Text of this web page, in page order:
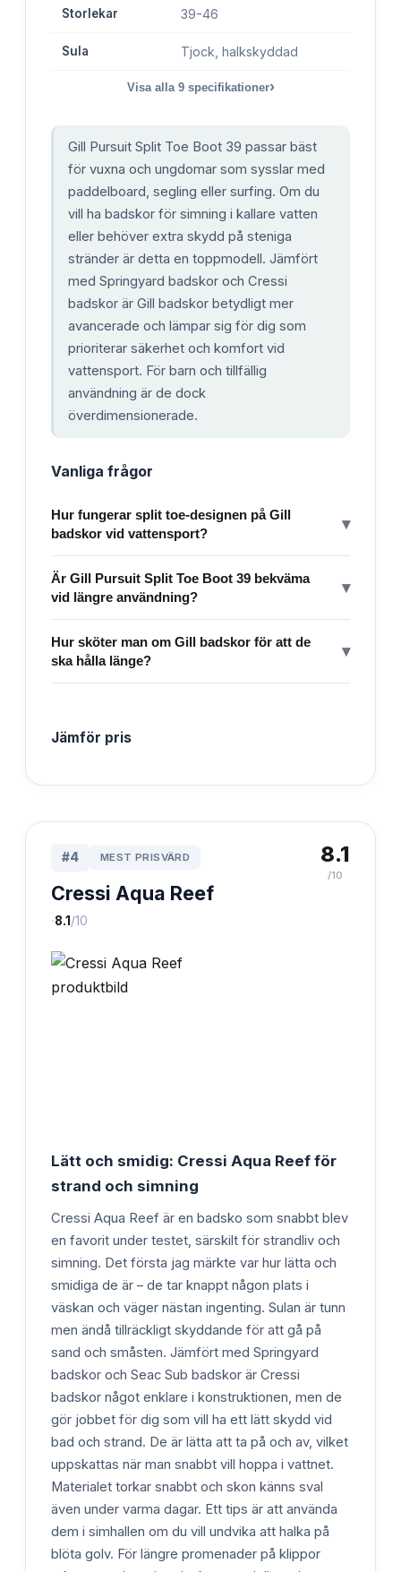
Storlekar 39-46
Sula Tjock, halkskyddad
Visa alla 9specifikationer›
Gill Pursuit Split Toe Boot 39 passar bäst
för vuxna och ungdomar som sysslar med
paddelboard, segling eller surfing. Om du
vill ha badskor för simning i kallare vatten
eller behöver extra skydd på steniga
stränder är detta en toppmodell. Jämfört
med Springyard badskor och Cressi
badskor är Gill badskor betydligt mer
avancerade och lämpar sig för dig som
prioriterar säkerhet och komfort vid
vattensport. För barn och tillfällig
användning är de dock
överdimensionerade.
Vanliga frågor
Hur fungerar split toe-designen på Gill
badskor vid vattensport?
▾
Är Gill Pursuit Split Toe Boot 39 bekväma
vid längre användning?
▾
Hur sköter man om Gill badskor för att de
ska hålla länge?
▾
Jämför pris
#4 MEST PRISVÄRD
Cressi Aqua Reef
·8.1 /10
8.1
/10
Lätt och smidig: Cressi Aqua Reef för
strand och simning
Cressi Aqua Reef är en badsko som snabbt blev
en favorit under testet, särskilt för strandliv och
simning. Det första jag märkte var hur lätta och
smidiga de är – de tar knappt någon plats i
väskan och väger nästan ingenting. Sulan är tunn
men ändå tillräckligt skyddande för att gå på
sand och småsten. Jämfört med Springyard
badskor och Seac Sub badskor är Cressi
badskor något enklare i konstruktionen, men de
gör jobbet för dig som vill ha ett lätt skydd vid
bad och strand. De är lätta att ta på och av, vilket
uppskattas när man snabbt vill hoppa i vattnet.
Materialet torkar snabbt och skon känns sval
även under varma dagar. Ett tips är att använda
dem i simhallen om du vill undvika att halka på
blöta golv. För längre promenader på klippor